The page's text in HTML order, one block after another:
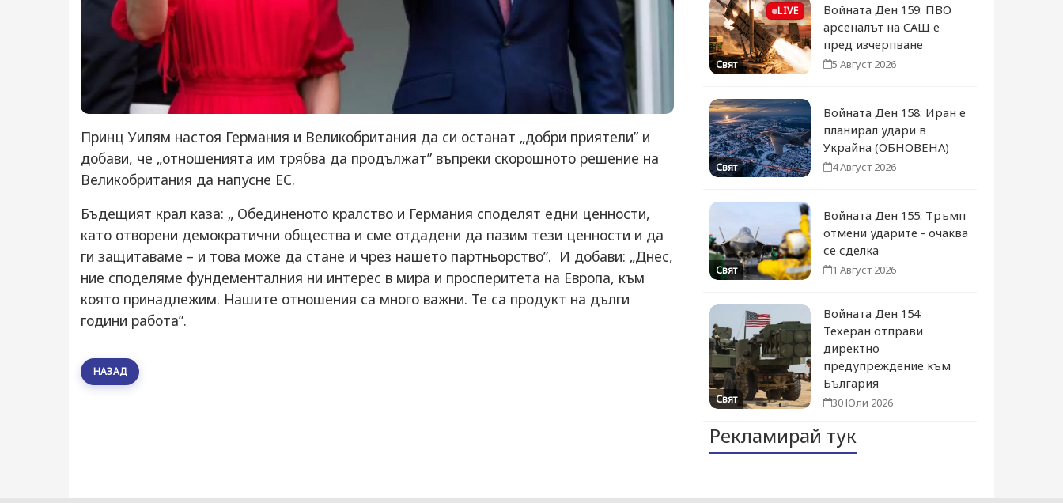
Принц Уилям настоя Германия и Великобритания да си останат „добри приятели” и
добави, че „отношенията им трябва да продължат” въпреки скорошното решение на
Великобритания да напусне ЕС.
Бъдещият крал каза: „ Обединеното кралство и Германия споделят едни ценности,
като отворени демократични общества и сме отдадени да пазим тези ценности и да
ги защитаваме – и това може да стане и чрез нашето партньорство”. И добави: „Днес,
ние споделяме фундементалния ни интерес в мира и просперитета на Европа, към
която принадлежим. Нашите отношения са много важни. Те са продукт на дълги
години работа”.
НАЗАД
LIVE
Свят
Войната Ден 159: ПВО
арсеналът на САЩ е
пред изчерпване
5 Август 2026
Свят
Войната Ден 158: Иран е
планирал удари в
Украйна (ОБНОВЕНА)
4 Август 2026
Свят
Войната Ден 155: Тръмп
отмени ударите - очаква
се сделка
1 Август 2026
Свят
Войната Ден 154:
Техеран отправи
директно
предупреждение към
България
30 Юли 2026
Рекламирай тук